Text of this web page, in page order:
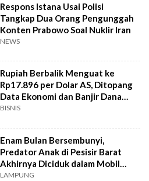
Respons Istana Usai Polisi
Tangkap Dua Orang Pengunggah
Konten Prabowo Soal Nuklir Iran
NEWS
Rupiah Berbalik Menguat ke
Rp17.896 per Dolar AS, Ditopang
Data Ekonomi dan Banjir Dana
Asing
BISNIS
Enam Bulan Bersembunyi,
Predator Anak di Pesisir Barat
Akhirnya Diciduk dalam Mobil
Travel
LAMPUNG